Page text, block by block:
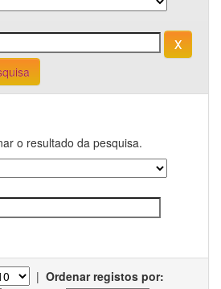
o resultado da pesquisa.
| Ordenar registos por: